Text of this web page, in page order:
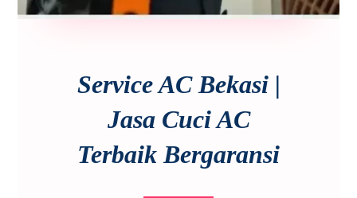
Service AC Bekasi |
Jasa Cuci AC
Terbaik Bergaransi